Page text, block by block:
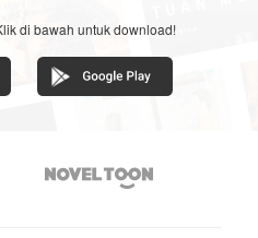
di bawah untuk download!
